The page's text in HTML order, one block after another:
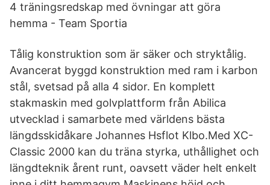
4 träningsredskap med övningar att göra
hemma - Team Sportia
Tålig konstruktion som är säker och stryktålig.
Avancerat byggd konstruktion med ram i karbon
stål, svetsad på alla 4 sidor. En komplett
stakmaskin med golvplattform från Abilica
utvecklad i samarbete med världens bästa
längdsskidåkare Johannes Hsflot Klbo.Med XC-
Classic 2000 kan du träna styrka, uthållighet och
längdteknik årent runt, oavsett väder helt enkelt